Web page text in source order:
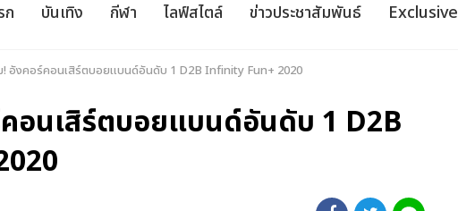
ก บันเทิง กีฬา ไลฟ์สไตล์ ข่าวประชาสัมพันธ์ Exclusive
! อังคอร์คอนเสิร์ตบอยแบนด์อันดับ 1 D2B Infinity Fun+ 2020
อนเสิร์ตบอยแบนด์อันดับ 1 D2B